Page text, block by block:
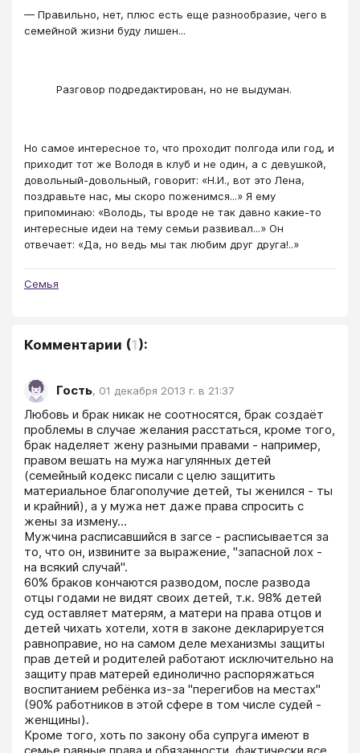
— Правильно, нет, плюс есть еще разнообразие, чего в
семейной жизни буду лишен...
Разговор подредактирован, но не выдуман.
Но самое интересное то, что проходит полгода или год, и
приходит тот же Володя в клуб и не один, а с девушкой,
довольный-довольный, говорит: «Н.И., вот это Лена,
поздравьте нас, мы скоро поженимся...» Я ему
припоминаю: «Володь, ты вроде не так давно какие-то
интересные идеи на тему семьи развивал...» Он
отвечает: «Да, но ведь мы так любим друг друга!..»
Семья
Комментарии (1):
Гость, 01 декабря 2013 г. в 21:37
Любовь и брак никак не соотносятся, брак создаёт
проблемы в случае желания расстаться, кроме того,
брак наделяет жену разными правами - например,
правом вешать на мужа нагулянных детей
(семейный кодекс писали с целю защитить
материальное благополучие детей, ты женился - ты
и крайний), а у мужа нет даже права спросить с
жены за измену...
Мужчина расписавшийся в загсе - расписывается за
то, что он, извините за выражение, "запасной лох -
на всякий случай".
60% браков кончаются разводом, после развода
отцы годами не видят своих детей, т.к. 98% детей
суд оставляет матерям, а матери на права отцов и
детей чихать хотели, хотя в законе декларируется
равноправие, но на самом деле механизмы защиты
прав детей и родителей работают исключительно на
защиту прав матерей единолично распоряжаться
воспитанием ребёнка из-за "перегибов на местах"
(90% работников в этой сфере в том числе судей -
женщины).
Кроме того, хоть по закону оба супруга имеют в